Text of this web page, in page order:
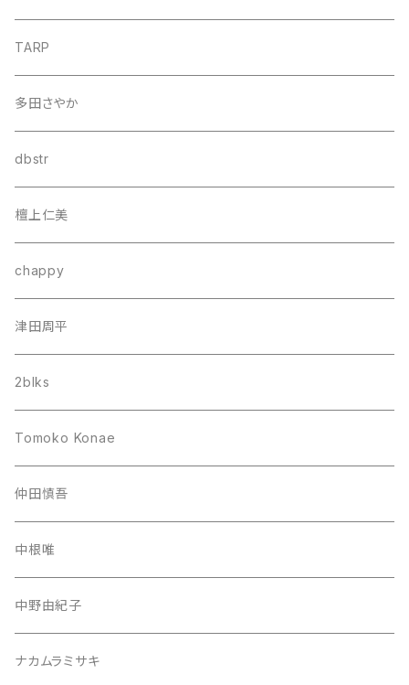
TARP
多田さやか
dbstr
檀上仁美
chappy
津田周平
2blks
Tomoko Konae
仲田慎吾
中根唯
中野由紀子
ナカムラミサキ